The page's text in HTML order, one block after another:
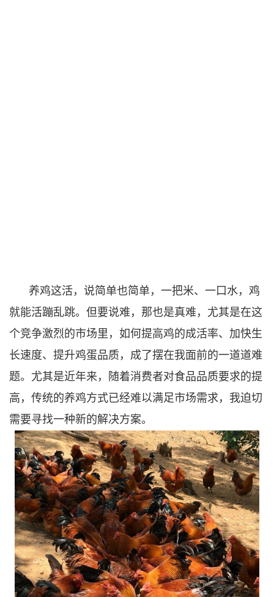
养鸡这活，说简单也简单，一把米、一口水，鸡
就能活蹦乱跳。但要说难，那也是真难，尤其是在这
个竞争激烈的市场里，如何提高鸡的成活率、加快生
长速度、提升鸡蛋品质，成了摆在我面前的一道道难
题。尤其是近年来，随着消费者对食品品质要求的提
高，传统的养鸡方式已经难以满足市场需求，我迫切
需要寻找一种新的解决方案。